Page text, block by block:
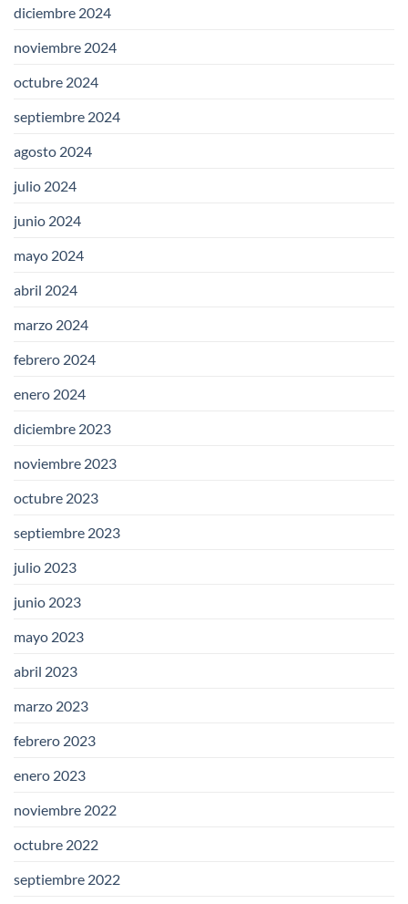
diciembre 2024
noviembre 2024
octubre 2024
septiembre 2024
agosto 2024
julio 2024
junio 2024
mayo 2024
abril 2024
marzo 2024
febrero 2024
enero 2024
diciembre 2023
noviembre 2023
octubre 2023
septiembre 2023
julio 2023
junio 2023
mayo 2023
abril 2023
marzo 2023
febrero 2023
enero 2023
noviembre 2022
octubre 2022
septiembre 2022